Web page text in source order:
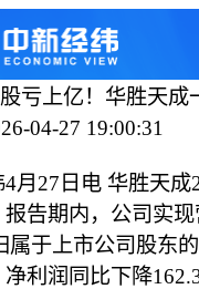
亏上亿！华胜天成
04-27 19:00:31
27日电 华胜天成
告期内，公司实
属于上市公司股东
利润同比下降